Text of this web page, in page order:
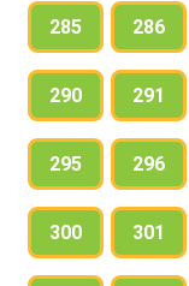
285 286
290 291
295 296
300 301